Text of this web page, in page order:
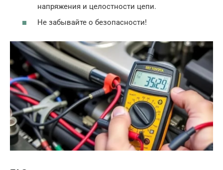
напряжения и целостности цепи.
Не забывайте о безопасности!